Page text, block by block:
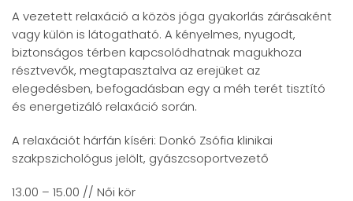
A vezetett relaxáció a közös jóga gyakorlás zárásaként
vagy külön is látogatható. A kényelmes, nyugodt,
biztonságos térben kapcsolódhatnak magukhoza
résztvevők, megtapasztalva az erejüket az
elegedésben, befogadásban egy a méh terét tisztító
és energetizáló relaxáció során.
A relaxációt hárfán kíséri: Donkó Zsófia klinikai
szakpszichológus jelölt, gyászcsoportvezető
13.00 – 15.00 // Női kör